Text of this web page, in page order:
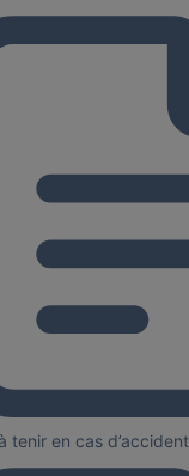
tenir en cas d’accident